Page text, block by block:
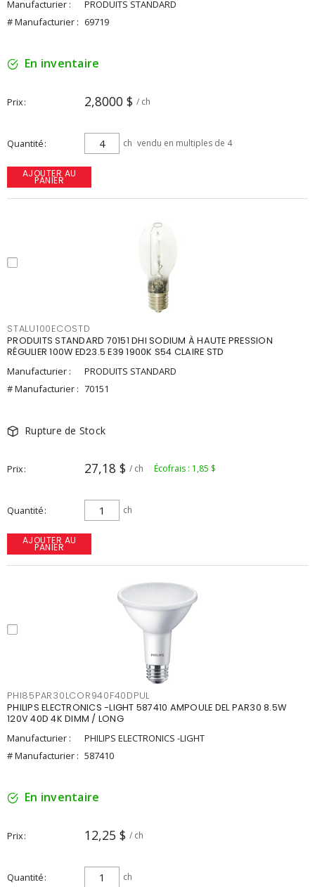
Manufacturier :
PRODUITS STANDARD
# Manufacturier : 69719
En inventaire
Prix 2,8000 $ / ch
Quantité ch vendu en multiples de 4
AJOUTER AU
PANIER
STALU100ECOSTD
PRODUITS STANDARD 70151 DHI SODIUM À HAUTE PRESSION
RÉGULIER 100W ED23.5 E39 1900K S54 CLAIRE STD
Manufacturier :
PRODUITS STANDARD
# Manufacturier : 70151
Rupture de Stock
Prix 27,18 $ / ch Écofrais : 1,85 $
Quantité ch
AJOUTER AU
PANIER
PHI85PAR30LCOR940F40DPUL
PHILIPS ELECTRONICS -LIGHT 587410 AMPOULE DEL PAR30 8.5W
120V 40D 4K DIMM / LONG
Manufacturier :
PHILIPS ELECTRONICS -LIGHT
# Manufacturier : 587410
En inventaire
Prix 12,25 $ / ch
Quantité ch